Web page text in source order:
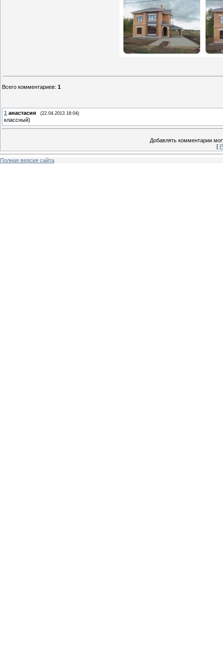
Всего комментариев: 1
1 анастасия (22.04.2013 18:04)
классный)
Добавлять комментарии
[
Полная версия сайта